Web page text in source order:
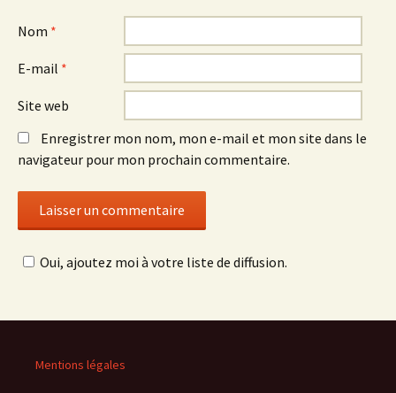
Nom *
E-mail *
Site web
Enregistrer mon nom, mon e-mail et mon site dans le
navigateur pour mon prochain commentaire.
Oui, ajoutez moi à votre liste de diffusion.
Mentions légales